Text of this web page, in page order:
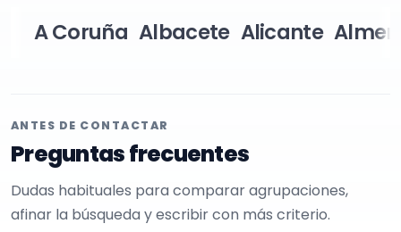
A Coruña Albacete Alicante
ANTES DE CONTACTAR
Preguntas frecuentes
Dudas habituales para comparar agrupaciones,
afinar la búsqueda y escribir con más criterio.